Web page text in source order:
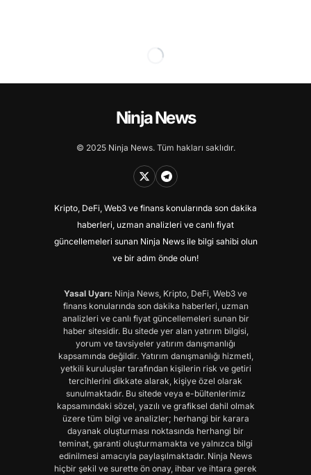
Ninja News
© 2025 Ninja News. Tüm hakları saklıdır.
Kripto, DeFi, Web3 ve finans konularında son dakika
haberleri, uzman analizleri ve canlı fiyat
güncellemeleri sunan Ninja News ile bilgi sahibi olun
ve bir adım önde olun!
Yasal Uyarı: Ninja News, Kripto, DeFi, Web3 ve
finans konularında son dakika haberleri, uzman
analizleri ve canlı fiyat güncellemeleri sunan bir
haber sitesidir. Bu sitede yer alan yatırım bilgisi,
yorum ve tavsiyeler yatırım danışmanlığı
kapsamında değildir. Yatırım danışmanlığı hizmeti,
yetkili kuruluşlar tarafından kişilerin risk ve getiri
tercihlerini dikkate alarak, kişiye özel olarak
sunulmaktadır. Bu sitede veya e-bültenlerimiz
kapsamındaki sözel, yazılı ve grafiksel dahil olmak
üzere tüm bilgi ve analizler; herhangi bir karara
dayanak oluşturması noktasında herhangi bir
teminat, garanti oluşturmamakta ve yalnızca bilgi
edinilmesi amacıyla paylaşılmaktadır. Ninja News
hiçbir şekil ve surette ön onay, ihbar ve ihtara gerek